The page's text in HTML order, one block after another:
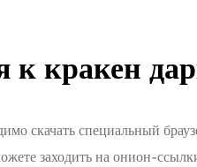
к кракен
скачать специальный
заходить на онион-